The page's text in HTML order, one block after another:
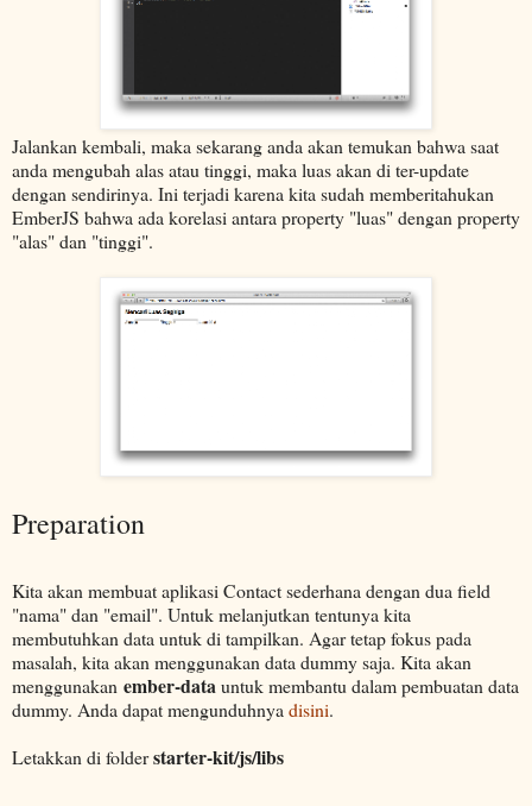
Jalankan kembali, maka sekarang anda akan temukan bahwa saat
anda mengubah alas atau tinggi, maka luas akan di ter-update
dengan sendirinya. Ini terjadi karena kita sudah memberitahukan
EmberJS bahwa ada korelasi antara property "luas" dengan property
"alas" dan "tinggi".
Preparation
Kita akan membuat aplikasi Contact sederhana dengan dua field
"nama" dan "email". Untuk melanjutkan tentunya kita
membutuhkan data untuk di tampilkan. Agar tetap fokus pada
masalah, kita akan menggunakan data dummy saja. Kita akan
menggunakan ember-datauntuk membantu dalam pembuatan data
dummy. Anda dapat mengunduhnya disini.
Letakkan di folderstarter-kit/js/libs